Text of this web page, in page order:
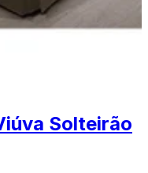
Solteirão